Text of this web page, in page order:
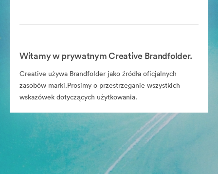
Witamy w prywatnym Creative Brandfolder.
Creative używa Brandfolder jako źródła oficjalnych
zasobów marki.Prosimy o przestrzeganie wszystkich
wskazówek dotyczących użytkowania.